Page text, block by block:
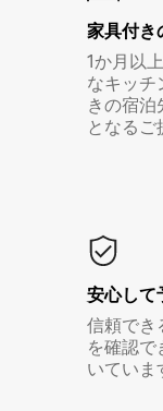
家具付き⁠
1か月以
なキッチ
きの宿泊
となるご
安心して
信頼でき
を確認
いていま